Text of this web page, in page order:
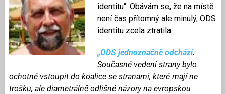
identitu“. Obávám se, že na místě
není čas přítomný ale minulý, ODS
identitu zcela ztratila.
„ODS jednoznačně odchází.
Současné vedení strany bylo
ochotné vstoupit do koalice se stranami, které mají ne
trošku, ale diametrálně odlišné názory na evropskou